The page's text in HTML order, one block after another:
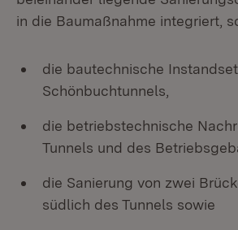
in die Baumaßnahme integriert,
die bautechnische
Schönbuchtunnels,
die betriebstechnische
Tunnels und des
die Sanierung von zwei
südlich des Tunnels sowie